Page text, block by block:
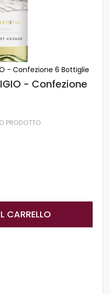
- Confezione 6 Bottiglie
- Confezione
PRODOTTO
CARRELLO